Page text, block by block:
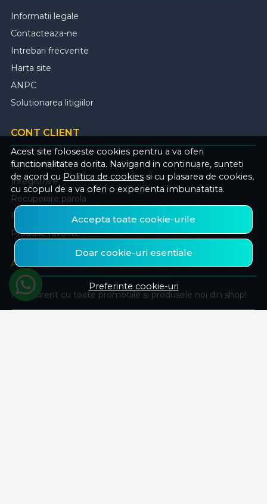
Acest site foloseste cookies pentru a va oferi
functionalitatea dorita. Navigand in continuare, sunteti
de acord cu Politica de cookies si cu plasarea de cookies,
cu scopul de a va oferi o experienta imbunatatita.
Accepta toate cookie-urile
Doar cookie-uri esentiale
Preferinte cookie-uri
Informatii legale
Contacteaza-ne
Intrebari frecvente
Harta site
ANPC
Solutionarea litigiilor
CONT CLIENT
Contul meu
Inregistrare
Recuperare parola
Istoric comenzi
Produse favorite
ABONEAZA-TE LA NEWSLETTER
Fii la curent cu toate promotiile si produsele noi din shop!